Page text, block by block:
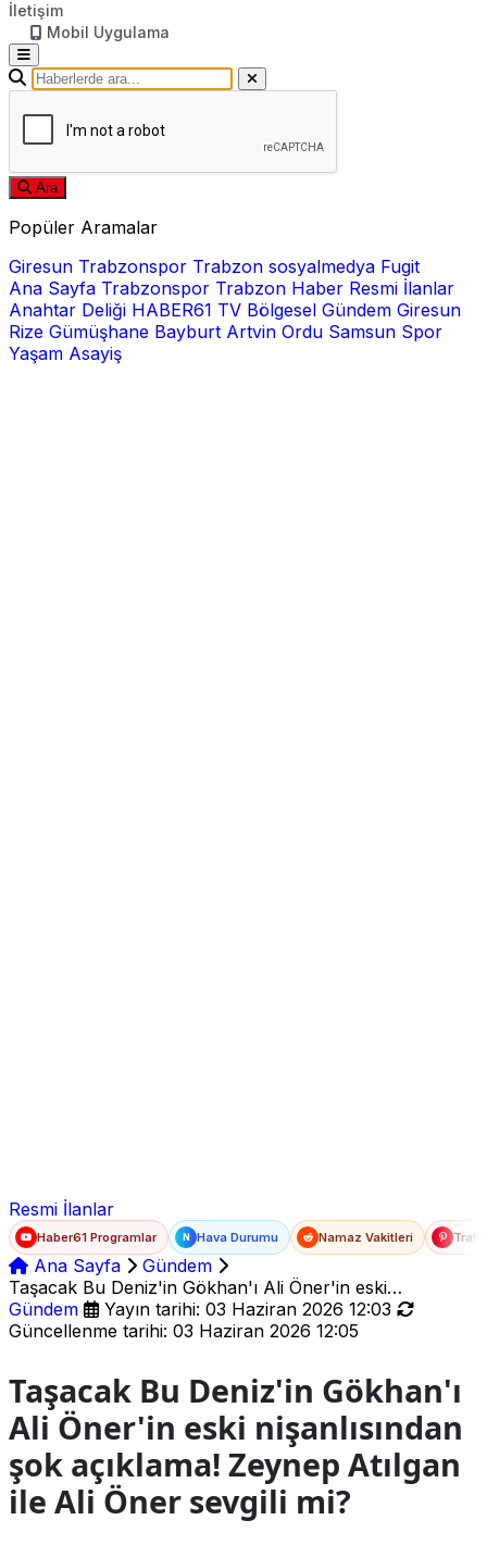
İletişim
Mobil Uygulama
Ara
Popüler Aramalar
Giresun Trabzonspor Trabzon sosyalmedya Fugit
Ana Sayfa Trabzonspor Trabzon Haber Resmi İlanlar
Anahtar Deliği HABER61 TV Bölgesel Gündem Giresun
Rize Gümüşhane Bayburt Artvin Ordu Samsun Spor
Yaşam Asayiş
Resmi İlanlar
Haber61 Programlar N Hava Durumu Namaz Vakitleri
Ana Sayfa
Gündem
Taşacak Bu Deniz'in Gökhan'ı Ali Öner'in eski
nişanlısından şok açıklama! Zeynep Atılgan ile Ali Öner
sevgili mi?
Gündem
Yayın tarihi: 03 Haziran 2026 12:03
Güncellenme tarihi: 03 Haziran 2026 12:05
Taşacak Bu Deniz'in Gökhan'ı
Ali Öner'in eski nişanlısından
şok açıklama! Zeynep Atılgan
ile Ali Öner sevgili mi?